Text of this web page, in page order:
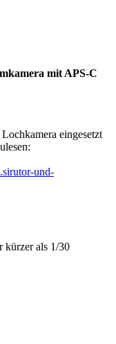
mit APS-C
eingesetzt
und-
kürzer als 1/30